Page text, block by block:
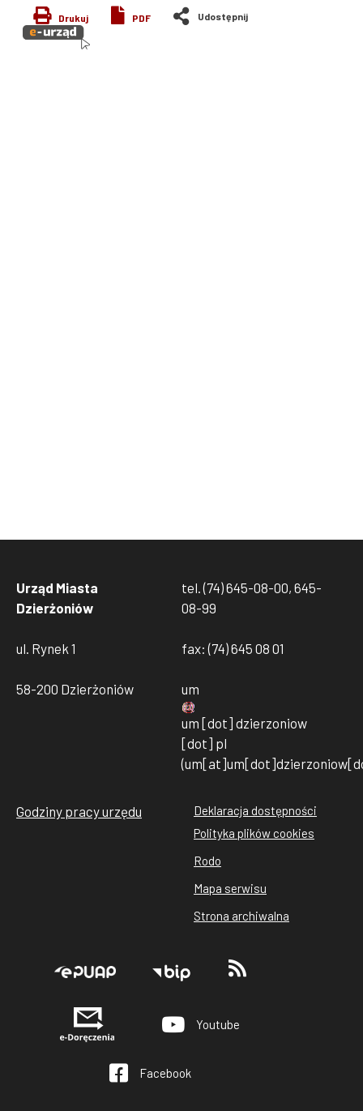
Drukuj PDF
Urząd Miasta
Dzierżoniów
ul. Rynek 1
58-200 Dzierżoniów
tel. (74) 645-08-00, 645-
08-99
fax: (74) 645 08 01
um
um [dot] dzierzoniow
[dot] pl
Godziny pracy urzędu
Stopka
rodo
cookies
Deklaracja dostępności
Polityka plików cookies
Rodo
Mapa serwisu
Strona archiwalna
Stopka
Youtube
Facebook